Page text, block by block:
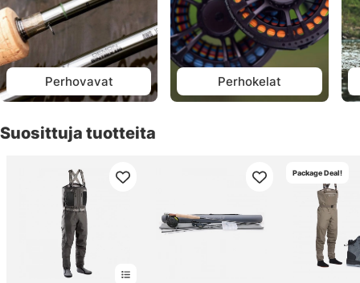
Perhovavat Perhokelat
Suosittuja tuotteita
Package Deal!